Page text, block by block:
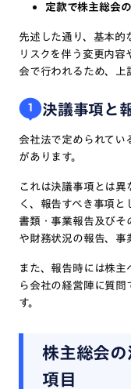
定款で株主総会
先述した通り、基本的
リスクを伴う変更内
会で行われるため、上
1 決議事項と
会社法で定められてい
があります。
これは決議事項とは
く、報告すべき事項と
書類・事業報告及びそ
や財務状況の報告、事
また、報告時には株主
ら会社の経営陣に質
す。
株主総会
項目